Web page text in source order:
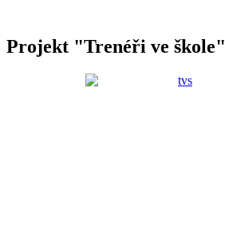
Projekt "Trenéři ve škole"